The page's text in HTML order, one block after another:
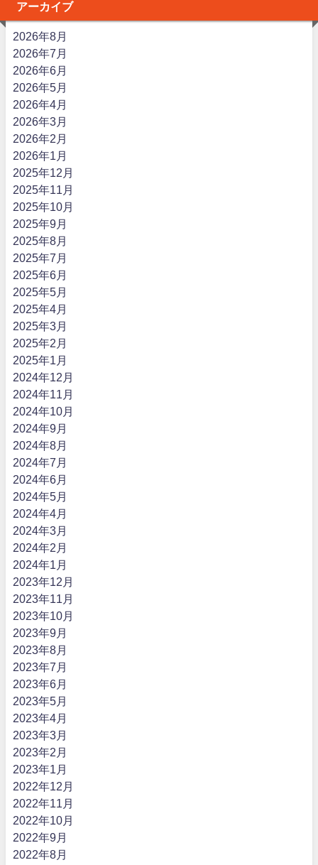
アーカイブ
2026年8月
2026年7月
2026年6月
2026年5月
2026年4月
2026年3月
2026年2月
2026年1月
2025年12月
2025年11月
2025年10月
2025年9月
2025年8月
2025年7月
2025年6月
2025年5月
2025年4月
2025年3月
2025年2月
2025年1月
2024年12月
2024年11月
2024年10月
2024年9月
2024年8月
2024年7月
2024年6月
2024年5月
2024年4月
2024年3月
2024年2月
2024年1月
2023年12月
2023年11月
2023年10月
2023年9月
2023年8月
2023年7月
2023年6月
2023年5月
2023年4月
2023年3月
2023年2月
2023年1月
2022年12月
2022年11月
2022年10月
2022年9月
2022年8月